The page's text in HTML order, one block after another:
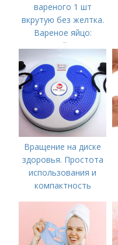
вареного 1 шт
вкрутую без желтка.
Вареное яйцо:
калорийность
Вращение на диске
здоровья. Простота
использования и
компактность